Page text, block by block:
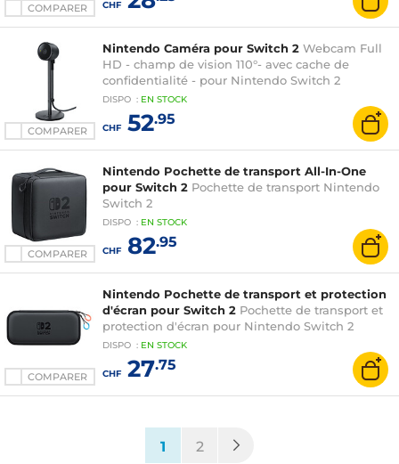
COMPARER CHF
COMPARER
Nintendo Caméra pour Switch 2 Webcam Full
HD - champ de vision 110°- avec cache de
confidentialité - pour Nintendo Switch 2
DISPO : EN STOCK
CHF52.95
COMPARER
Nintendo Pochette de transport All-In-One
pour Switch 2 Pochette de transport Nintendo
Switch 2
DISPO : EN STOCK
CHF82.95
COMPARER
Nintendo Pochette de transport et protection
d'écran pour Switch 2 Pochette de transport et
protection d'écran pour Nintendo Switch 2
DISPO : EN STOCK
CHF27.75
1 (current)
2